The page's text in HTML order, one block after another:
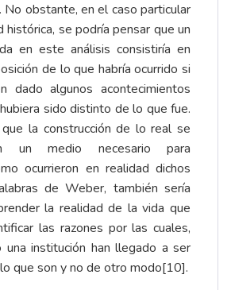
No obstante, en el caso particular
histórica, se podría pensar que un
en este análisis consistiría en
de lo que habría ocurrido si
dado algunos acontecimientos
sido distinto de lo que fue.
la construcción de lo real se
un medio necesario para
ocurrieron en realidad dichos
de Weber, también sería
la realidad de la vida que
las razones por las cuales,
una institución han llegado a ser
que son y no de otro modo[10].